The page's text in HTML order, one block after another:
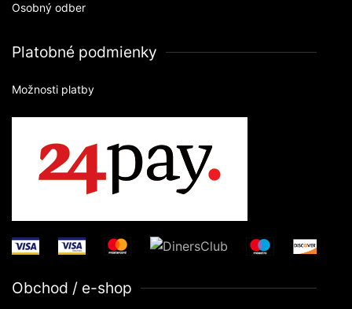
Osobný odber
Platobné podmienky
Možnosti platby
Obchod / e-shop